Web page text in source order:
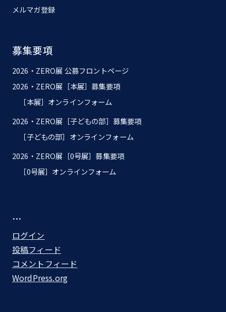
メルマガ登録
募集要項
2026・ZERO展 公募フロントページ
2026・ZERO展［本展］募集要項
［本展］オンラインフォーム
2026・ZERO展［子どもの部］募集要項
［子どもの部］オンラインフォーム
2026・ZERO展［0号展］募集要項
［0号展］オンラインフォーム
…
ログイン
投稿フィード
コメントフィード
WordPress.org